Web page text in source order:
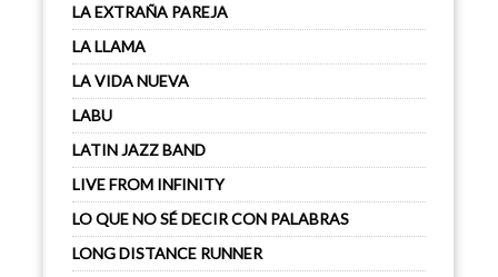
LA EXTRAÑA PAREJA
LA LLAMA
LA VIDA NUEVA
LABU
LATIN JAZZ BAND
LIVE FROM INFINITY
LO QUE NO SÉ DECIR CON PALABRAS
LONG DISTANCE RUNNER